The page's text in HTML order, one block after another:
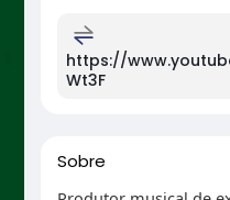
https://
Wt3F
Sobre